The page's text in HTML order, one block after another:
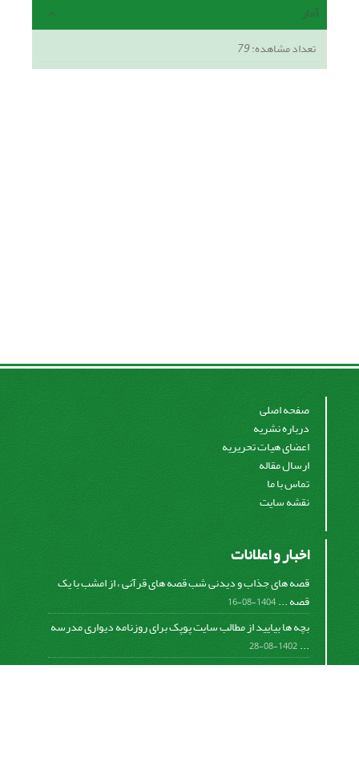
آمار
تعداد مشاهده:79
صفحه اصلی
درباره نشریه
اعضای هیات تحریریه
ارسال مقاله
تماس با ما
نقشه سایت
اخبار و اعلانات
قصه های جذاب و دیدنی شب قصه های قرآنی ، از امشب با یک
قصه ...1404-08-16
بچه ها بیایید از مطالب سایت پوپک برای روزنامه دیواری مدرسه
...
1402-08-28